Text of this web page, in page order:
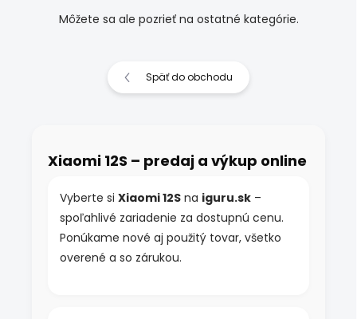
Môžete sa ale pozrieť na ostatné kategórie.
Späť do obchodu
Xiaomi 12S – predaj a výkup online
Vyberte si Xiaomi 12S na iguru.sk –
spoľahlivé zariadenie za dostupnú cenu.
Ponúkame nové aj použitý tovar, všetko
overené a so zárukou.